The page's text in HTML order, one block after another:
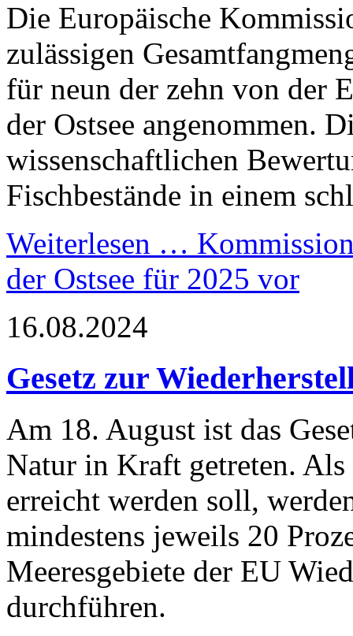
Die Europäische
zulässigen
für neun der zehn von der
der Ostsee angenommen.
wissenschaftlichen
Fischbestände in einem
Weiterlesen …
der Ostsee für 2025 vor
16.08.2024
Gesetz zur
Am 18. August ist das
Natur in Kraft getreten. Als
erreicht werden soll,
mindestens jeweils 20
Meeresgebiete der EU
durchführen.